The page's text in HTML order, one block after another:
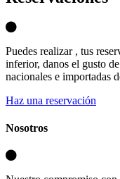
Puedes realizar , tus
inferior, danos el gusto
nacionales e importadas
Haz una reservación
Nosotros